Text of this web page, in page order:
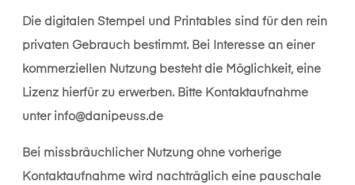
Die digitalen Stempel und Printables sind für den rein
privaten Gebrauch bestimmt. Bei Interesse an einer
kommerziellen Nutzung besteht die Möglichkeit, eine
Lizenz hierfür zu erwerben. Bitte Kontaktaufnahme
unter info@danipeuss.de
Bei missbräuchlicher Nutzung ohne vorherige
Kontaktaufnahme wird nachträglich eine pauschale